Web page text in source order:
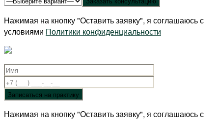
Нажимая на кнопку "Оставить заявку", я соглашаюсь с
условиями Политики конфиденциальности
Нажимая на кнопку "Оставить заявку", я соглашаюсь с